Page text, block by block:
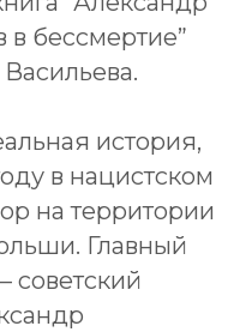
бессмертие”
история,
в нацистском
на территории
Главный
советский